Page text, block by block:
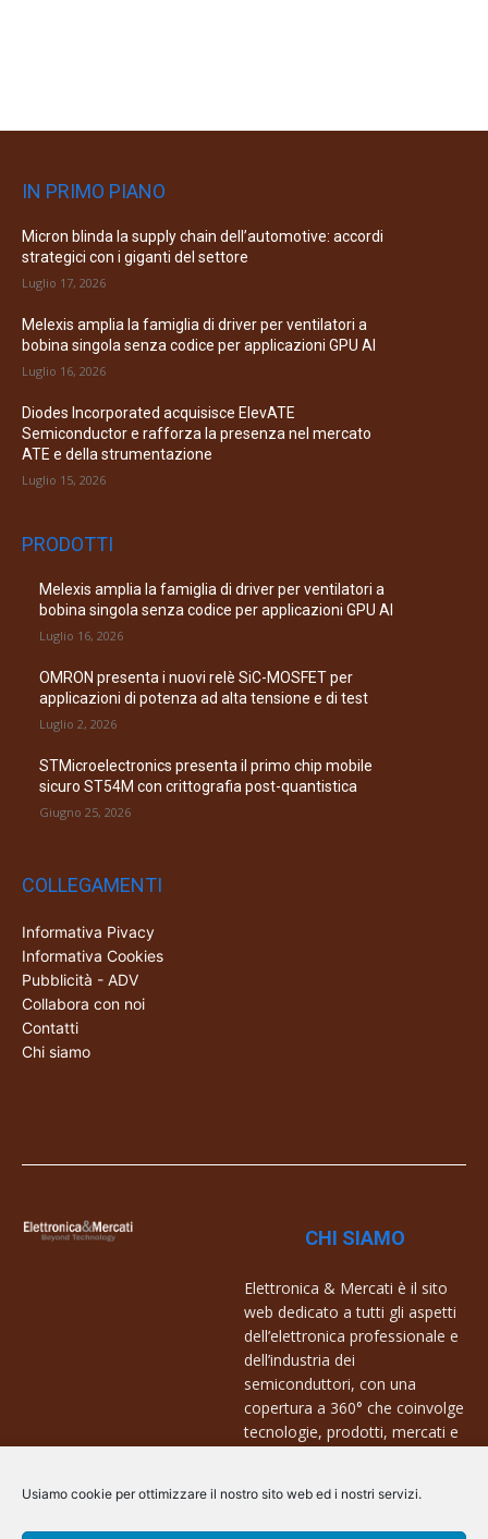
Usiamo cookie per ottimizzare il nostro sito web ed i nostri servizi.
IN PRIMO PIANO
Micron blinda la supply chain dell’automotive: accordi
strategici con i giganti del settore
Luglio 17, 2026
Melexis amplia la famiglia di driver per ventilatori a
bobina singola senza codice per applicazioni GPU AI
Luglio 16, 2026
Diodes Incorporated acquisisce ElevATE
Semiconductor e rafforza la presenza nel mercato
ATE e della strumentazione
Luglio 15, 2026
PRODOTTI
Melexis amplia la famiglia di driver per ventilatori a
bobina singola senza codice per applicazioni GPU AI
Luglio 16, 2026
OMRON presenta i nuovi relè SiC-MOSFET per
applicazioni di potenza ad alta tensione e di test
Luglio 2, 2026
STMicroelectronics presenta il primo chip mobile
sicuro ST54M con crittografia post-quantistica
Giugno 25, 2026
COLLEGAMENTI
Informativa Pivacy
Informativa Cookies
Pubblicità - ADV
Collabora con noi
Contatti
Chi siamo
CHI SIAMO
Elettronica & Mercati è il sito
web dedicato a tutti gli aspetti
dell’elettronica professionale e
dell’industria dei
semiconduttori, con una
copertura a 360° che coinvolge
tecnologie, prodotti, mercati e
Contatti:
info@arscommunication.it